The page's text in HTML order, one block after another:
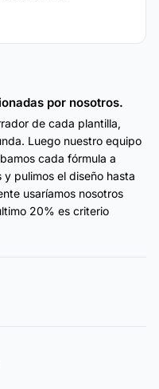
por nosotros.
de cada plantilla,
Luego nuestro equipo
cada fórmula a
pulimos el diseño hasta
usaríamos nosotros
20% es criterio